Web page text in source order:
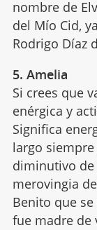
nombre de
del Mío Cid,
Rodrigo Díaz
5. Amelia
Si crees que
enérgica y
Significa
largo
diminutivo de
merovingia
Benito que
fue madre de